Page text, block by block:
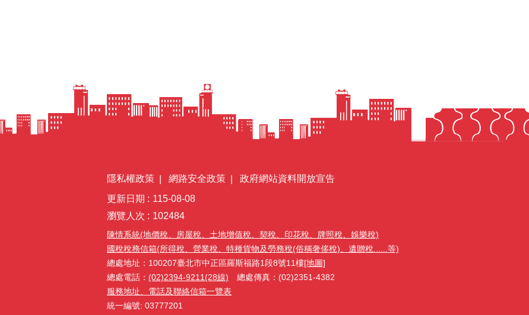
隱私權政策 網路安全政策
政府網站資料開放宣告
更新日期
115-08-08
瀏覽人次
102484
陳情系統(地價稅、房屋稅、土地增值稅、契稅、印花稅、牌照稅、娛樂稅)
國稅稅務信箱(所得稅、營業稅、特種貨物及勞務稅(俗稱奢侈稅)、遺贈稅......等)
總處地址：100207臺北市中正區羅斯福路1段8號11樓[地圖]
總處電話： (02)2394-9211(28線) 總處傳真：(02)2351-4382
服務地址、電話及聯絡信箱一覽表
統一編號: 03777201